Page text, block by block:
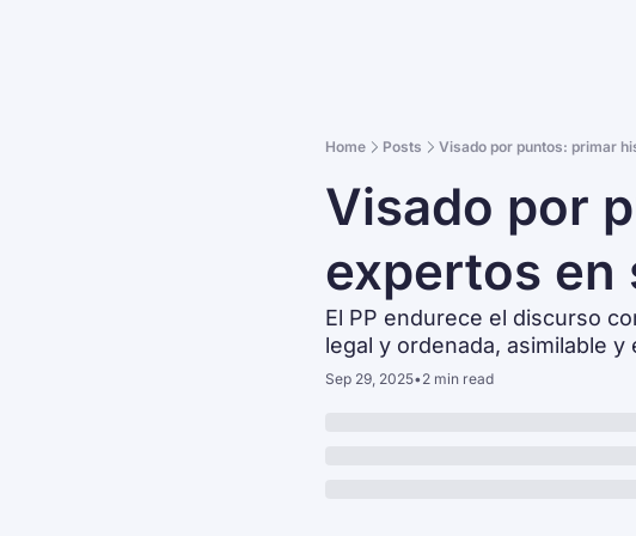
Home Posts Visado por puntos: primar
Visado por
expertos en
El PP endurece el discurso
legal y ordenada, asimilable
Sep 29, 2025•2 min read